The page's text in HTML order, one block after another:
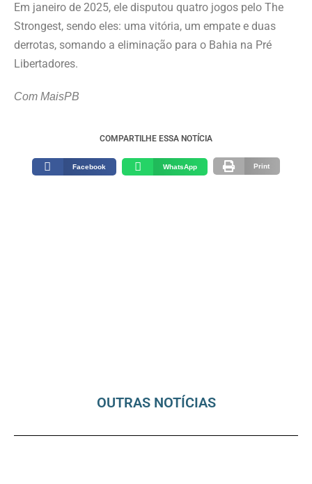
Em janeiro de 2025, ele disputou quatro jogos pelo The
Strongest, sendo eles: uma vitória, um empate e duas
derrotas, somando a eliminação para o Bahia na Pré
Libertadores.
Com MaisPB
COMPARTILHE ESSA NOTÍCIA
Facebook WhatsApp Print
OUTRAS NOTÍCIAS